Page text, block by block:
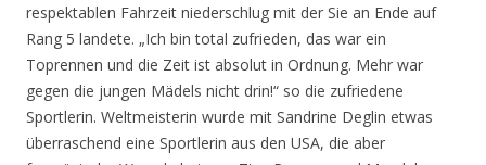
respektablen Fahrzeit niederschlug mit der Sie an Ende auf
Rang 5 landete. „Ich bin total zufrieden, das war ein
Toprennen und die Zeit ist absolut in Ordnung. Mehr war
gegen die jungen Mädels nicht drin!“ so die zufriedene
Sportlerin. Weltmeisterin wurde mit Sandrine Deglin etwas
überraschend eine Sportlerin aus den USA, die aber